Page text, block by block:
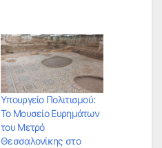
Υπουργείο Πολιτισμού:
Το Μουσείο Ευρημάτων
του Μετρό
Θεσσαλονίκης στο